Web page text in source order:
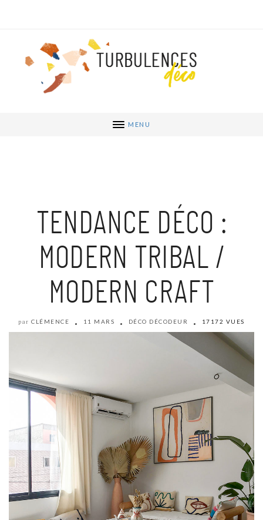
MENU
TENDANCE DÉCO :
MODERN TRIBAL /
MODERN CRAFT
par CLÉMENCE 11 MARS DÉCO DÉCODEUR 17172 VUES